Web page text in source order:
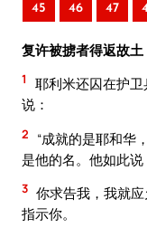
45 46 47
复许被掳者得返故土
1
耶利米还囚在护
说：
2
“成就的是耶和华
是他的名。他如此说
3 你求告我，我就
指示你。